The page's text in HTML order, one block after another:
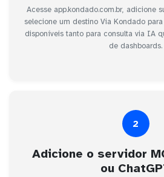
Acesse app.kondado.com.br, adicione
selecione um destino Via Kondado
disponíveis tanto para consulta via IA
de dashboards.
2
Adicione o servidor
ou